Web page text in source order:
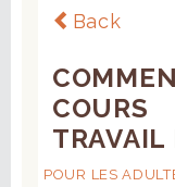
Back
TRAVAIL
POUR LES